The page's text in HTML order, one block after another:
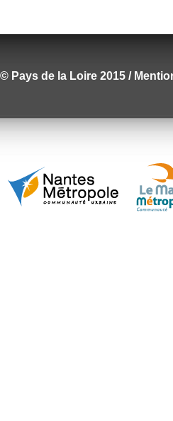
© Pays de la Loire 2015 /